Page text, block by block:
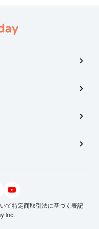
て特定商取引法に基づく表記
Inc.